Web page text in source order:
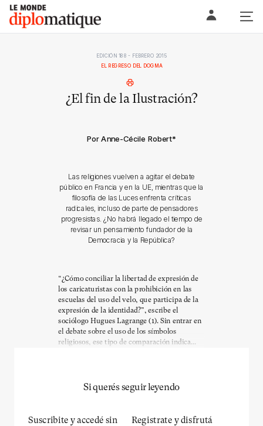
Skip
content
Le monde diplomatique
EDICIÓN 188 - FEBRERO 2015
EL REGRESO DEL DOGMA
¿El fin de la Ilustración?
Por Anne-Cécile Robert*
Las religiones vuelven a agitar el debate
público en Francia y en la UE, mientras que la
filosofía de las Luces enfrenta críticas
radicales, incluso de parte de pensadores
progresistas. ¿No habrá llegado el tiempo de
revisar un pensamiento fundador de la
Democracia y la República?
“¿Cómo conciliar la libertad de expresión de
los caricaturistas con la prohibición en las
escuelas del uso del velo, que participa de la
expresión de la identidad?”, escribe el
sociólogo Hugues Lagrange (1). Sin entrar en
el debate sobre el uso de los símbolos
religiosos, ese tipo de comparación indica...
Si querés seguir leyendo
Suscribite y accedé sin Registrate y disfrutá